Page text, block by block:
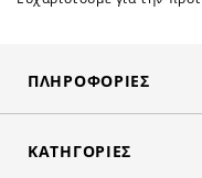
ΠΛΗΡΟΦΟΡΊΕΣ
ΚΑΤΗΓΟΡΊΕΣ